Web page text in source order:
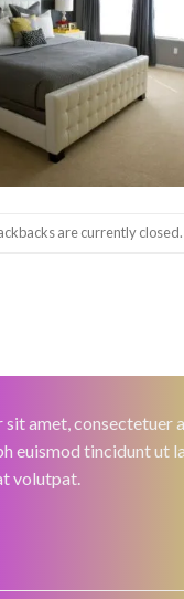
are currently closed.
sit amet, consectetuer
euismod tincidunt ut
volutpat.